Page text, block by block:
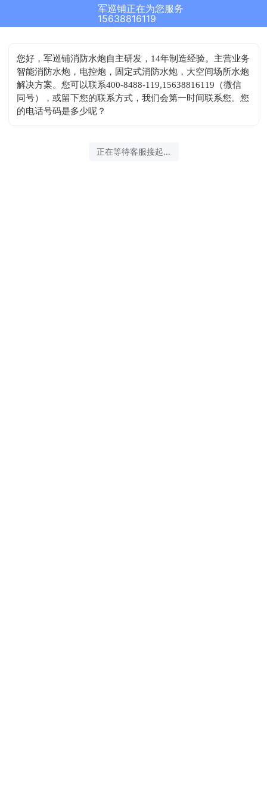
军巡铺正在为您服务
15638816119
您好，军巡铺消防水炮自主研发，14年制造经验。主营业务
智能消防水炮，电控炮，固定式消防水炮，大空间场所水炮
解决方案。您可以联系400-8488-119,15638816119（微信
同号），或留下您的联系方式，我们会第一时间联系您。您
的电话号码是多少呢？
正在等待客服接起...